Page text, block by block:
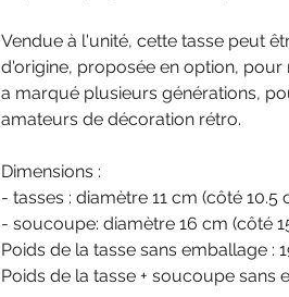
Vendue à l'unité, cette tasse peut
d'origine, proposée en option,
a marqué plusieurs générations,
amateurs de décoration rétro.
Dimensions :
- tasses : diamètre 11 cm (côté
- soucoupe: diamètre 16 cm (côté
Poids de la tasse sans emballage :
Poids de la tasse + soucoupe sans